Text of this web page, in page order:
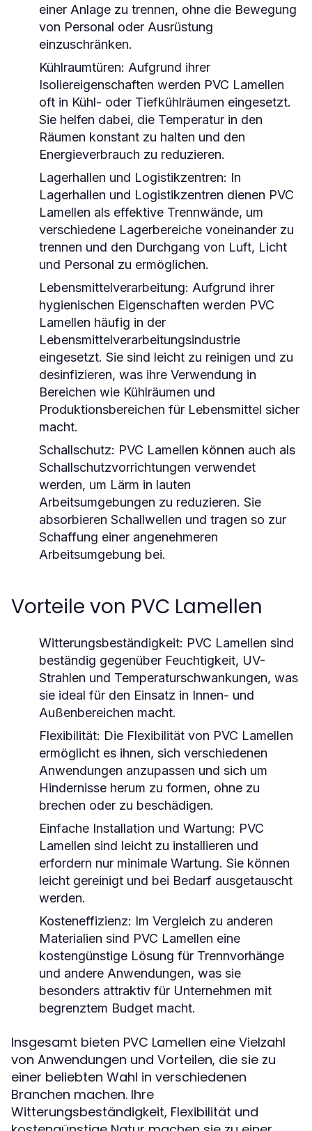
einer Anlage zu trennen, ohne die Bewegung
von Personal oder Ausrüstung
einzuschränken.
Kühlraumtüren: Aufgrund ihrer
Isoliereigenschaften werden PVC Lamellen
oft in Kühl- oder Tiefkühlräumen eingesetzt.
Sie helfen dabei, die Temperatur in den
Räumen konstant zu halten und den
Energieverbrauch zu reduzieren.
Lagerhallen und Logistikzentren: In
Lagerhallen und Logistikzentren dienen PVC
Lamellen als effektive Trennwände, um
verschiedene Lagerbereiche voneinander zu
trennen und den Durchgang von Luft, Licht
und Personal zu ermöglichen.
Lebensmittelverarbeitung: Aufgrund ihrer
hygienischen Eigenschaften werden PVC
Lamellen häufig in der
Lebensmittelverarbeitungsindustrie
eingesetzt. Sie sind leicht zu reinigen und zu
desinfizieren, was ihre Verwendung in
Bereichen wie Kühlräumen und
Produktionsbereichen für Lebensmittel sicher
macht.
Schallschutz: PVC Lamellen können auch als
Schallschutzvorrichtungen verwendet
werden, um Lärm in lauten
Arbeitsumgebungen zu reduzieren. Sie
absorbieren Schallwellen und tragen so zur
Schaffung einer angenehmeren
Arbeitsumgebung bei.
Vorteile von PVC Lamellen
Witterungsbeständigkeit: PVC Lamellen sind
beständig gegenüber Feuchtigkeit, UV-
Strahlen und Temperaturschwankungen, was
sie ideal für den Einsatz in Innen- und
Außenbereichen macht.
Flexibilität: Die Flexibilität von PVC Lamellen
ermöglicht es ihnen, sich verschiedenen
Anwendungen anzupassen und sich um
Hindernisse herum zu formen, ohne zu
brechen oder zu beschädigen.
Einfache Installation und Wartung: PVC
Lamellen sind leicht zu installieren und
erfordern nur minimale Wartung. Sie können
leicht gereinigt und bei Bedarf ausgetauscht
werden.
Kosteneffizienz: Im Vergleich zu anderen
Materialien sind PVC Lamellen eine
kostengünstige Lösung für Trennvorhänge
und andere Anwendungen, was sie
besonders attraktiv für Unternehmen mit
begrenztem Budget macht.
Insgesamt bieten PVC Lamellen eine Vielzahl
von Anwendungen und Vorteilen, die sie zu
einer beliebten Wahl in verschiedenen
Branchen machen. Ihre
Witterungsbeständigkeit, Flexibilität und